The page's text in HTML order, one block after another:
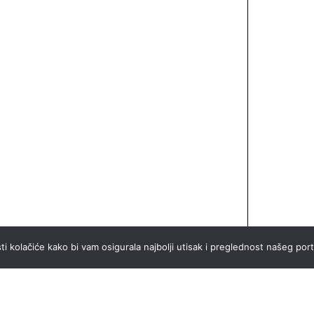
kolačiće kako bi vam osigurala najbolji utisak i preglednost našeg